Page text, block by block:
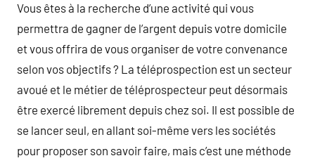
Vous êtes à la recherche d’une activité qui vous
permettra de gagner de l’argent depuis votre domicile
et vous offrira de vous organiser de votre convenance
selon vos objectifs ? La téléprospection est un secteur
avoué et le métier de téléprospecteur peut désormais
être exercé librement depuis chez soi. Il est possible de
se lancer seul, en allant soi-même vers les sociétés
pour proposer son savoir faire, mais c’est une méthode